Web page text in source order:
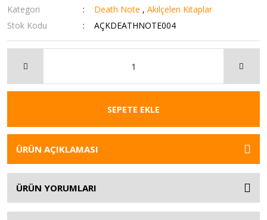
Kategori Death Note ,Akılçelen Kitaplar
Stok Kodu
AÇKDEATHNOTE004
SEPETE EKLE
ÜRÜN AÇIKLAMASI
ÜRÜN YORUMLARI